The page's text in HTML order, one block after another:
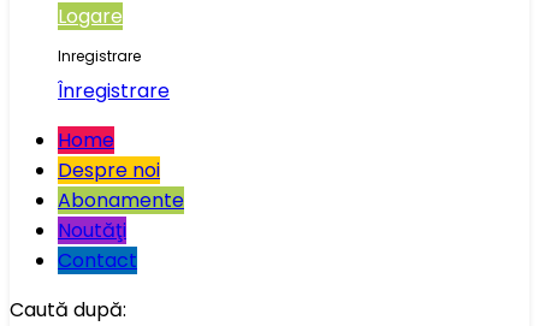
Logare
Inregistrare
Înregistrare
Home
Despre noi
Abonamente
Noutăţi
Contact
Caută după: